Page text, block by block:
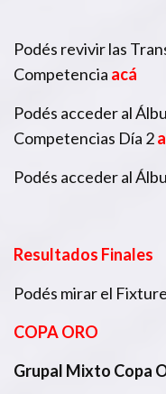
Podés revivir las
Competencia acá
Podés acceder al
Competencias Día 2
Podés acceder al
Resultados Finales
Podés mirar el
COPA ORO
Grupal Mixto Copa